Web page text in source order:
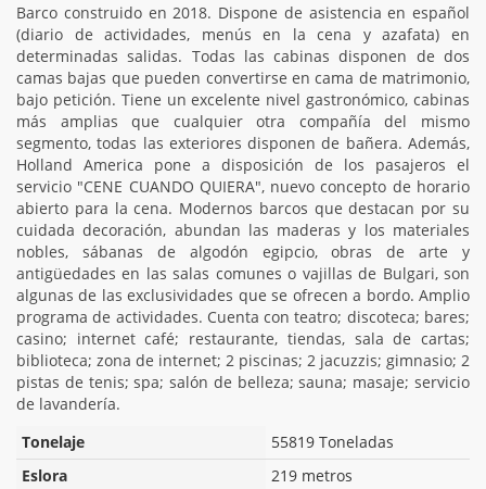
Barco construido en 2018. Dispone de asistencia en español
(diario de actividades, menús en la cena y azafata) en
determinadas salidas. Todas las cabinas disponen de dos
camas bajas que pueden convertirse en cama de matrimonio,
bajo petición. Tiene un excelente nivel gastronómico, cabinas
más amplias que cualquier otra compañía del mismo
segmento, todas las exteriores disponen de bañera. Además,
Holland America pone a disposición de los pasajeros el
servicio "CENE CUANDO QUIERA", nuevo concepto de horario
abierto para la cena. Modernos barcos que destacan por su
cuidada decoración, abundan las maderas y los materiales
nobles, sábanas de algodón egipcio, obras de arte y
antigüedades en las salas comunes o vajillas de Bulgari, son
algunas de las exclusividades que se ofrecen a bordo. Amplio
programa de actividades. Cuenta con teatro; discoteca; bares;
casino; internet café; restaurante, tiendas, sala de cartas;
biblioteca; zona de internet; 2 piscinas; 2 jacuzzis; gimnasio; 2
pistas de tenis; spa; salón de belleza; sauna; masaje; servicio
de lavandería.
Tonelaje
55819 Toneladas
Eslora
219 metros